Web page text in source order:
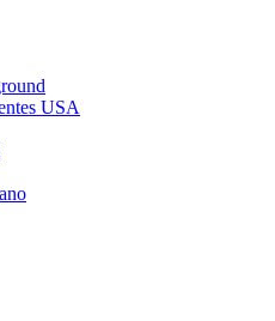
USA